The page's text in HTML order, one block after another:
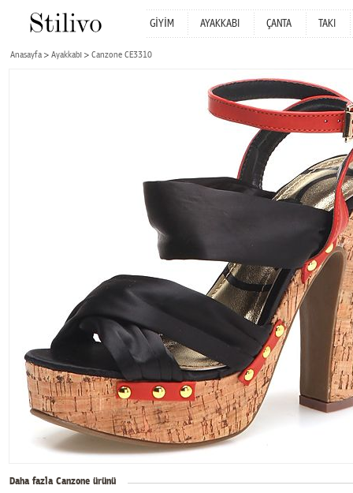
GİYİM AYAKKABI ÇANTA TAKI
Anasayfa Ayakkabı Canzone CE3310
Daha fazla Canzone ürünü